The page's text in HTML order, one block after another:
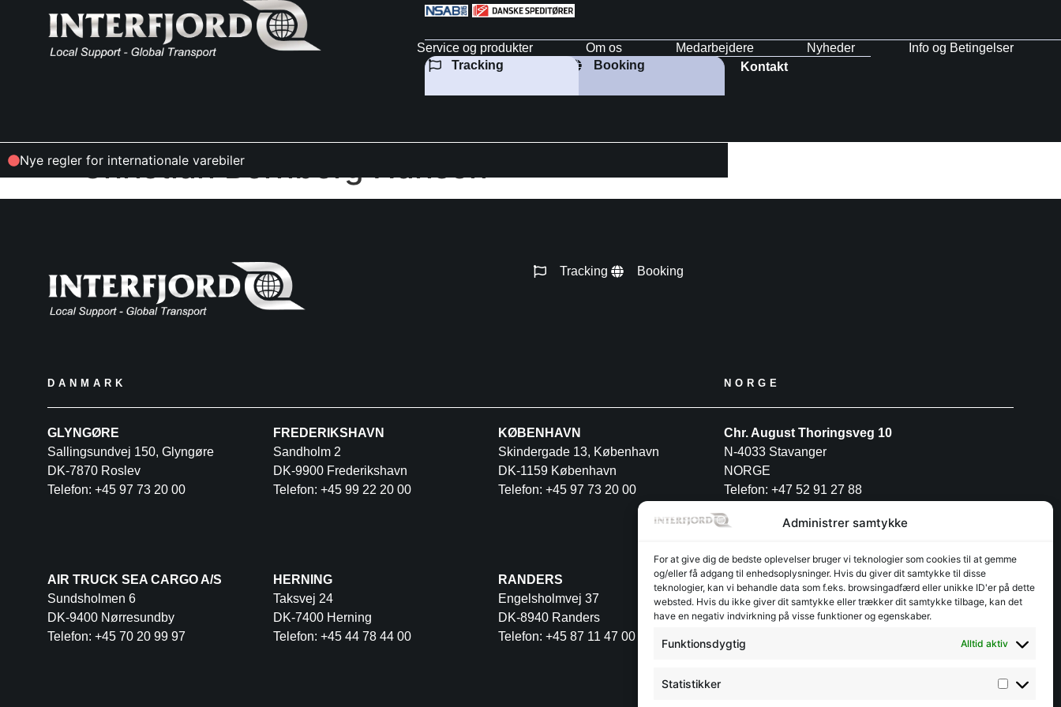
Administrer samtykke
For at give dig de bedste oplevelser bruger vi teknologier som cookies til at gemme
og/eller få adgang til enhedsoplysninger. Hvis du giver dit samtykke til disse
teknologier, kan vi behandle data som f.eks. browsingadfærd eller unikke ID'er på dette
websted. Hvis du ikke giver dit samtykke eller trækker dit samtykke tilbage, kan det
have en negativ indvirkning på visse funktioner og egenskaber.
Funktionsdygtig Alltid aktiv
Statistikker
Service og produkter Om os Medarbejdere Nyheder
Info og Betingelser
Tracking
Booking Kontakt
Nye regler for internationale varebiler
Christian Bernberg Hansen
Tracking Booking
DANMARK
GLYNGØRE
Sallingsundvej 150, Glyngøre
DK-7870 Roslev
Telefon: +45 97 73 20 00
FREDERIKSHAVN
Sandholm 2
DK-9900 Frederikshavn
Telefon: +45 99 22 20 00
KØBENHAVN
Skindergade 13, København
DK-1159 København
Telefon: +45 97 73 20 00
AIR TRUCK SEA CARGO A/S
Sundsholmen 6
DK-9400 Nørresundby
Telefon: +45 70 20 99 97
HERNING
Taksvej 24
DK-7400 Herning
Telefon: +45 44 78 44 00
RANDERS
Engelsholmvej 37
DK-8940 Randers
Telefon: +45 87 11 47 00
NORGE
Chr. August Thoringsveg 10
N-4033 Stavanger
NORGE
Telefon: +47 52 91 27 88
INTERFJORD POLAND S.A
Przemysłowa 12
PL-30-701 Kraków
Telefon: +48 12 3462944